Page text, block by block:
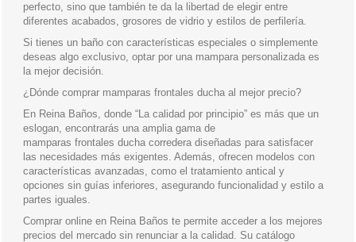
perfecto, sino que también te da la libertad de elegir entre
diferentes acabados, grosores de vidrio y estilos de perfilería.
Si tienes un baño con características especiales o simplemente
deseas algo exclusivo, optar por una mampara personalizada es
la mejor decisión.
¿Dónde comprar mamparas frontales ducha al mejor precio?
En Reina Baños, donde “La calidad por principio” es más que un
eslogan, encontrarás una amplia gama de
mamparas frontales ducha corredera diseñadas para satisfacer
las necesidades más exigentes. Además, ofrecen modelos con
características avanzadas, como el tratamiento antical y
opciones sin guías inferiores, asegurando funcionalidad y estilo a
partes iguales.
Comprar online en Reina Baños te permite acceder a los mejores
precios del mercado sin renunciar a la calidad. Su catálogo